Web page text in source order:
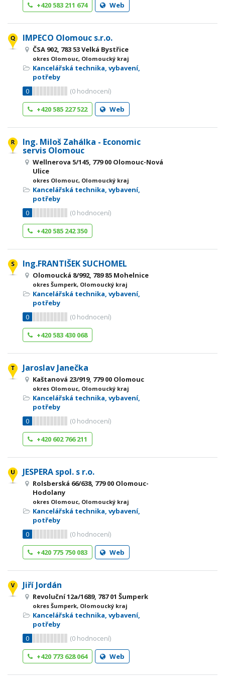
+420 583 211 674
Web
IMPECO Olomouc s.r.o.
ČSA 902, 783 53 Velká Bystřice
okres Olomouc, Olomoucký kraj
Kancelářská technika, vybavení,
potřeby
0
(0 hodnocení)
+420 585 227 522
Web
Ing. Miloš Zahálka - Economic
servis Olomouc
Wellnerova 5/145, 779 00 Olomouc-Nová
Ulice
okres Olomouc, Olomoucký kraj
Kancelářská technika, vybavení,
potřeby
0
(0 hodnocení)
+420 585 242 350
Ing.FRANTIŠEK SUCHOMEL
Olomoucká 8/992, 789 85 Mohelnice
okres Šumperk, Olomoucký kraj
Kancelářská technika, vybavení,
potřeby
0
(0 hodnocení)
+420 583 430 068
Jaroslav Janečka
Kaštanová 23/919, 779 00 Olomouc
okres Olomouc, Olomoucký kraj
Kancelářská technika, vybavení,
potřeby
0
(0 hodnocení)
+420 602 766 211
JESPERA spol. s r.o.
Rolsberská 66/638, 779 00 Olomouc-
Hodolany
okres Olomouc, Olomoucký kraj
Kancelářská technika, vybavení,
potřeby
0
(0 hodnocení)
+420 775 750 083
Web
Jiří Jordán
Revoluční 12a/1689, 787 01 Šumperk
okres Šumperk, Olomoucký kraj
Kancelářská technika, vybavení,
potřeby
0
(0 hodnocení)
+420 773 628 064
Web